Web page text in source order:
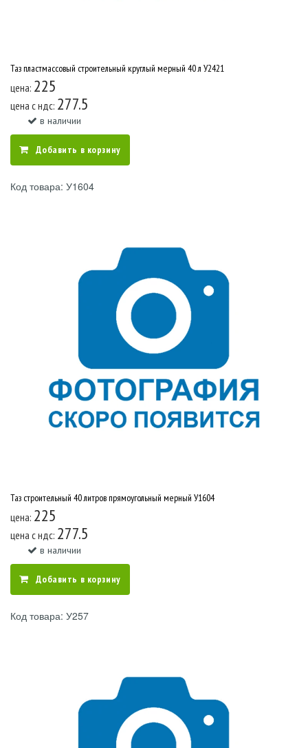
Таз пластмассовый строительный круглый мерный 40 л У2421
цена: 225
цена c ндс: 277.5
в наличии
Добавить в корзину
Код товара: У1604
Таз строительный 40 литров прямоугольный мерный У1604
цена: 225
цена c ндс: 277.5
в наличии
Добавить в корзину
Код товара: У257